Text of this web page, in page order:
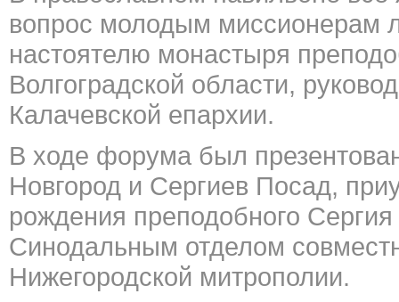
вопрос молодым миссионерам
настоятелю монастыря
Волгоградской области,
Калачевской епархии.
В ходе форума был
Новгород и Сергиев Посад,
рождения преподобного Сергия
Синодальным отделом
Нижегородской митрополии.